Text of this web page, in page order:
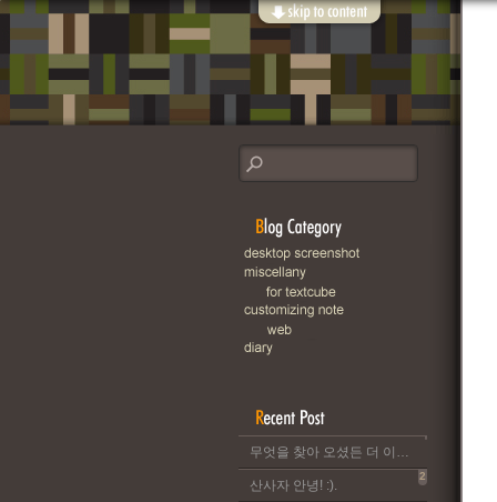
무엇을 찾아 오셨든 더 이상 이 블로그는 운영되지 않습니다..
산사자 안녕! :).
2